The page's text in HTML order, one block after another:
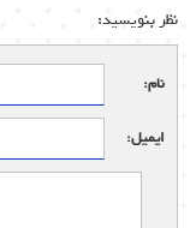
نظر بنویسید:
نام:
ایمیل: